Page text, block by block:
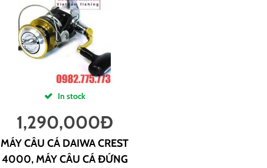
In stock
1,290,000Đ
MÁY CÂU CÁ DAIWA CREST
4000, MÁY CÂU CÁ ĐỨNG